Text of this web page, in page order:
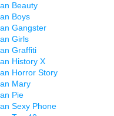
Beauty
Boys
Gangster
Girls
Graffiti
History X
Horror Story
Mary
Pie
Sexy Phone